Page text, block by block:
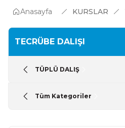
Anasayfa KURSLAR
TECRÜBE DALIŞI
TÜPLÜ DALIŞ
Tüm Kategoriler